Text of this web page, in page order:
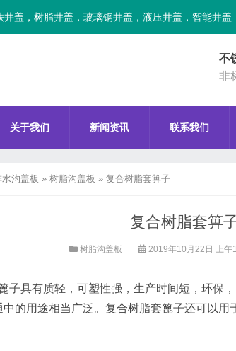
盖，树脂井盖，玻璃钢井盖，液压井盖，智能井盖
不
非
关于我们 新闻资讯 联系我们
水沟盖板 » 树脂沟盖板 » 复合树脂套箅子
复合树脂套箅
树脂沟盖板 2019年10月22日 上午
具有质轻，可塑性强，生产时间短，环保
中的用途相当广泛。复合树脂套篦子还可以